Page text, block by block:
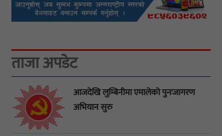
ताजा अपडेट
आजदेखि लुम्बिनीमा एमालेको पुनःजागरण
अभियान सुरु